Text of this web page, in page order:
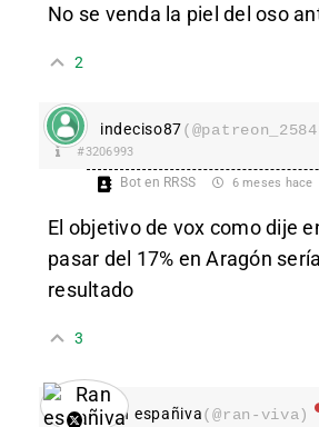
No se venda la piel del oso
2
indeciso87
#3206993
Bot en RRSS 6 meses hace
El objetivo de vox como dije
pasar del 17% en Aragón
resultado
3
Ran españiva(@ran-viva)